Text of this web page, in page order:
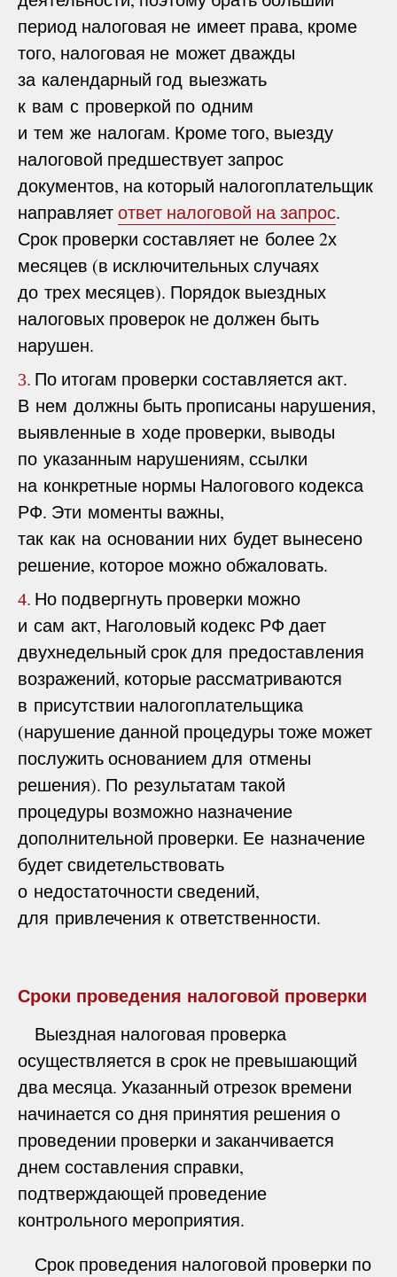
период налоговая не имеет права, кроме
того, налоговая не может дважды
за календарный год выезжать
к вам с проверкой по одним
и тем же налогам. Кроме того, выезду
налоговой предшествует запрос
документов, на который налогоплательщик
направляетответ налоговой на запрос.
Срок проверки составляет не более 2х
месяцев (в исключительных случаях
до трех месяцев). Порядок выездных
налоговых проверок не должен быть
нарушен.
3. По итогам проверки составляется акт.
В нем должны быть прописаны нарушения,
выявленные в ходе проверки, выводы
по указанным нарушениям, ссылки
на конкретные нормы Налогового кодекса
РФ. Эти моменты важны,
так как на основании них будет вынесено
решение, которое можно обжаловать.
4. Но подвергнуть проверки можно
и сам акт, Наголовый кодекс РФ дает
двухнедельный срок для предоставления
возражений, которые рассматриваются
в присутствии налогоплательщика
(нарушение данной процедуры тоже может
послужить основанием для отмены
решения). По результатам такой
процедуры возможно назначение
дополнительной проверки. Ее назначение
будет свидетельствовать
о недостаточности сведений,
для привлечения к ответственности.
Сроки проведения налоговой проверки
Выездная налоговая проверка
осуществляется в срок не превышающий
два месяца. Указанный отрезок времени
начинается со дня принятия решения о
проведении проверки и заканчивается
днем составления справки,
подтверждающей проведение
контрольного мероприятия.
Срок проведения налоговой проверки по